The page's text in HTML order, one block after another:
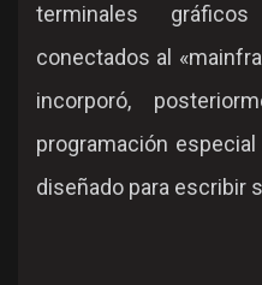
terminales
conectados al
incorporó,
programación especial
diseñado para escribir